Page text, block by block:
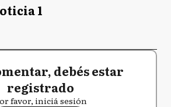
1
debés estar
registrado
favor, iniciá sesión